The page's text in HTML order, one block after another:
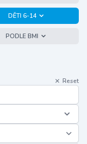
DĚTI 6-14
PODLE BMI
Reset